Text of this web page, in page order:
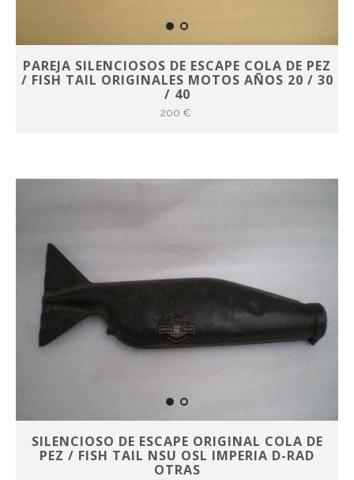
PAREJA SILENCIOSOS DE ESCAPE COLA DE PEZ
/ FISH TAIL ORIGINALES MOTOS AÑOS 20 / 30
/ 40
200 €
SILENCIOSO DE ESCAPE ORIGINAL COLA DE
PEZ / FISH TAIL NSU OSL IMPERIA D-RAD
OTRAS